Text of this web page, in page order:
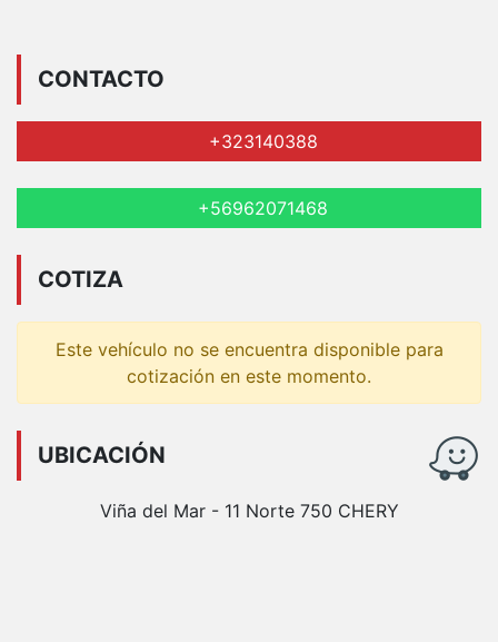
CONTACTO
+323140388
+56962071468
COTIZA
Este vehículo no se encuentra disponible para
cotización en este momento.
UBICACIÓN
Viña del Mar - 11 Norte 750 CHERY